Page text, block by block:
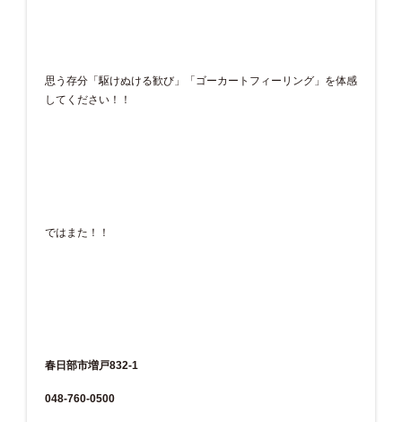
思う存分「駆けぬける歓び」「ゴーカートフィーリング」を体感
してください！！
ではまた！！
春日部市増戸832-1
048-760-0500